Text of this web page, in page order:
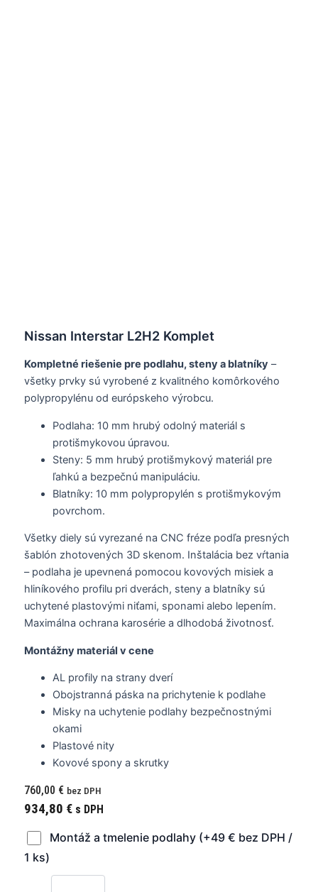
Nissan Interstar L2H2 Komplet
Kompletné riešenie pre podlahu, steny a blatníky –
všetky prvky sú vyrobené z kvalitného komôrkového
polypropylénu od európskeho výrobcu.
Podlaha: 10 mm hrubý odolný materiál s
protišmykovou úpravou.
Steny: 5 mm hrubý protišmykový materiál pre
ľahkú a bezpečnú manipuláciu.
Blatníky: 10 mm polypropylén s protišmykovým
povrchom.
Všetky diely sú vyrezané na CNC fréze podľa presných
šablón zhotovených 3D skenom. Inštalácia bez vŕtania
– podlaha je upevnená pomocou kovových misiek a
hliníkového profilu pri dverách, steny a blatníky sú
uchytené plastovými niťami, sponami alebo lepením.
Maximálna ochrana karosérie a dlhodobá životnosť.
Montážny materiál v cene
AL profily na strany dverí
Obojstranná páska na prichytenie k podlahe
Misky na uchytenie podlahy bezpečnostnými
okami
Plastové nity
Kovové spony a skrutky
760,00 € bez DPH
934,80 € s DPH
Montáž a tmelenie podlahy (+49 € bez DPH /
1 ks)